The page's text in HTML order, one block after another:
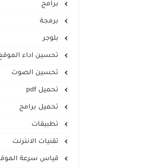
برامج
برمجة
بلوجر
تحسين اداء
تحسين الصوت
تحميل pdf
تحميل برامج
تطبيقات
تقنيات الانترنت
قياس سرعة